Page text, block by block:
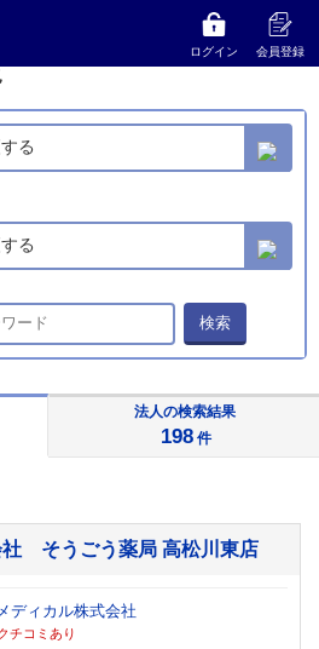
ログイン 会員登録
る
る
検索
法人の検索結果
198 件
社 そうごう薬局 高松川東店
ディカル株式会社
チコミあり